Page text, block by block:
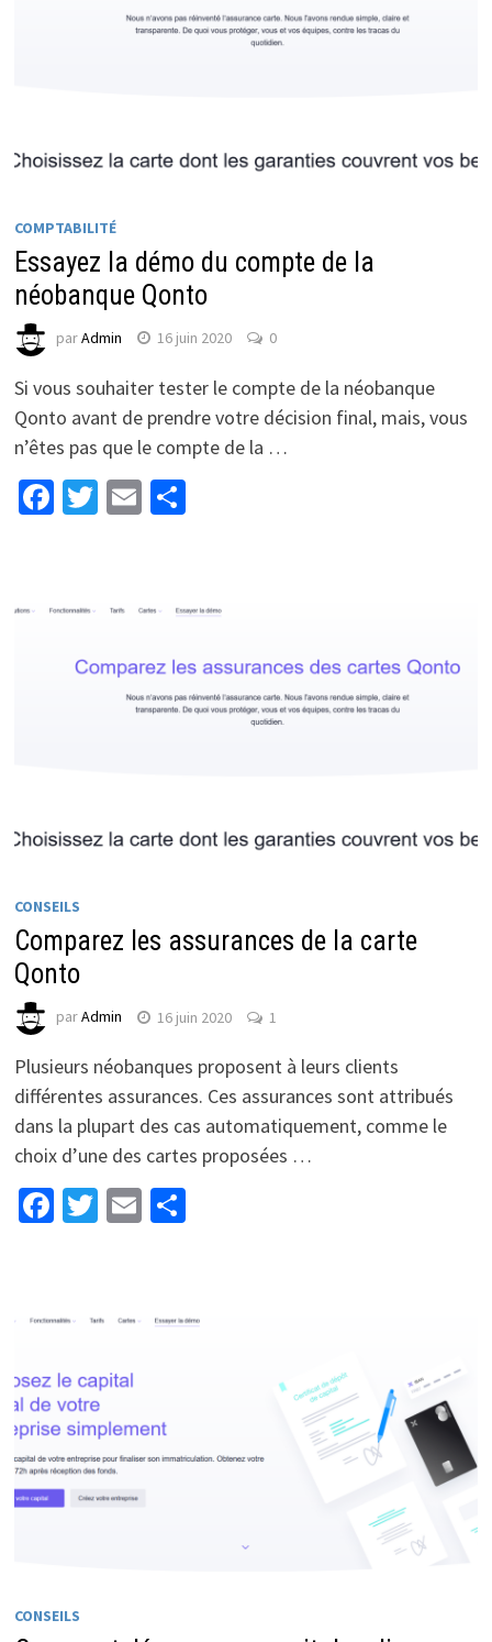
COMPTABILITÉ
Essayez la démo du compte de la
néobanque Qonto
parAdmin 16 juin 2020 0
Si vous souhaiter tester le compte de la néobanque
Qonto avant de prendre votre décision final, mais, vous
n’êtes pas que le compte de la …
Facebook
Twitter
EmailPartager
CONSEILS
Comparez les assurances de la carte
Qonto
parAdmin 16 juin 2020 1
Plusieurs néobanques proposent à leurs clients
différentes assurances. Ces assurances sont attribués
dans la plupart des cas automatiquement, comme le
choix d’une des cartes proposées …
Facebook
Twitter
EmailPartager
CONSEILS